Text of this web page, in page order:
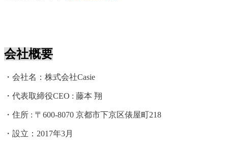
会社概要
・会社名：株式会社Casie
・代表取締役CEO : 藤本 翔
・住所 : 〒600-8070 京都市下京区俵屋町218
・設立：2017年3月